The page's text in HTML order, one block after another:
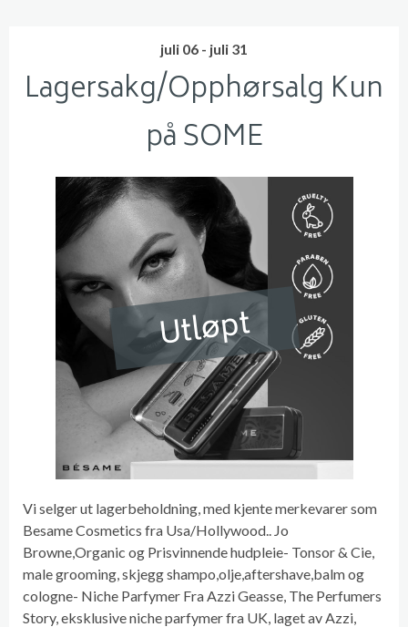
juli 06 - juli 31
Lagersakg/Opphørsalg Kun
på SOME
Utløpt
Vi selger ut lagerbeholdning, med kjente merkevarer som
Besame Cosmetics fra Usa/Hollywood.. Jo
Browne,Organic og Prisvinnende hudpleie- Tonsor & Cie,
male grooming, skjegg shampo,olje,aftershave,balm og
cologne- Niche Parfymer Fra Azzi Geasse, The Perfumers
Story, eksklusive niche parfymer fra UK, laget av Azzi,